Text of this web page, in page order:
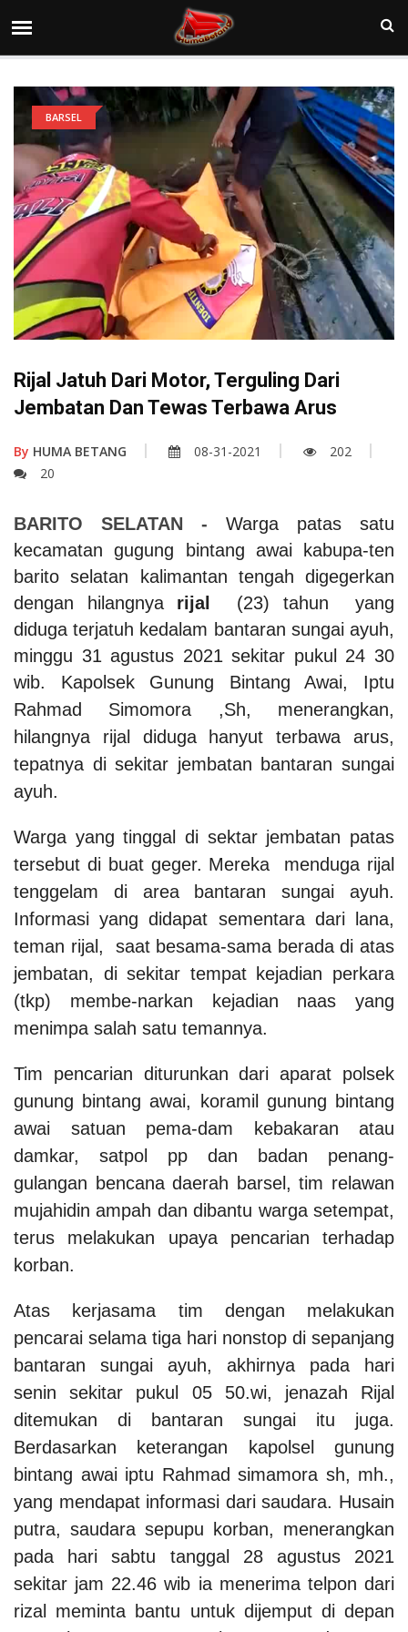
BARSEL
Rijal Jatuh Dari Motor, Terguling Dari
Jembatan Dan Tewas Terbawa Arus
By HUMA BETANG 08-31-2021
202
20
BARITO SELATAN - Warga patas satu
kecamatan gugung bintang awai kabupa-ten
barito selatan kalimantan tengah digegerkan
dengan hilangnya rijal (23) tahun yang
diduga terjatuh kedalam bantaran sungai ayuh,
minggu 31 agustus 2021 sekitar pukul 24 30
wib. Kapolsek Gunung Bintang Awai, Iptu
Rahmad Simomora ,Sh, menerangkan,
hilangnya rijal diduga hanyut terbawa arus,
tepatnya di sekitar jembatan bantaran sungai
ayuh.
Warga yang tinggal di sektar jembatan patas
tersebut di buat geger. Mereka menduga rijal
tenggelam di area bantaran sungai ayuh.
Informasi yang didapat sementara dari lana,
teman rijal, saat besama-sama berada di atas
jembatan, di sekitar tempat kejadian perkara
(tkp) membe-narkan kejadian naas yang
menimpa salah satu temannya.
Tim pencarian diturunkan dari aparat polsek
gunung bintang awai, koramil gunung bintang
awai satuan pema-dam kebakaran atau
damkar, satpol pp dan badan penang-
gulangan bencana daerah barsel, tim relawan
mujahidin ampah dan dibantu warga setempat,
terus melakukan upaya pencarian terhadap
korban.
Atas kerjasama tim dengan melakukan
pencarai selama tiga hari nonstop di sepanjang
bantaran sungai ayuh, akhirnya pada hari
senin sekitar pukul 05 50.wi, jenazah Rijal
ditemukan di bantaran sungai itu juga.
Berdasarkan keterangan kapolsel gunung
bintang awai iptu Rahmad simamora sh, mh.,
yang mendapat informasi dari saudara. Husain
putra, saudara sepupu korban, menerangkan
pada hari sabtu tanggal 28 agustus 2021
sekitar jam 22.46 wib ia menerima telpon dari
rizal meminta bantu untuk dijemput di depan